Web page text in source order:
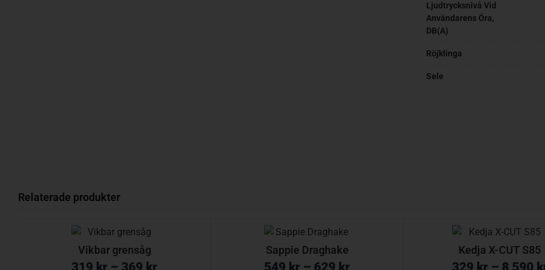
Ljudtrycksnivå Vid
Användarens Öra,
DB(A)
Röjklinga
Sele
Relaterade produkter
Vikbar grensåg Sappie Draghake Kedja X-CUT S85